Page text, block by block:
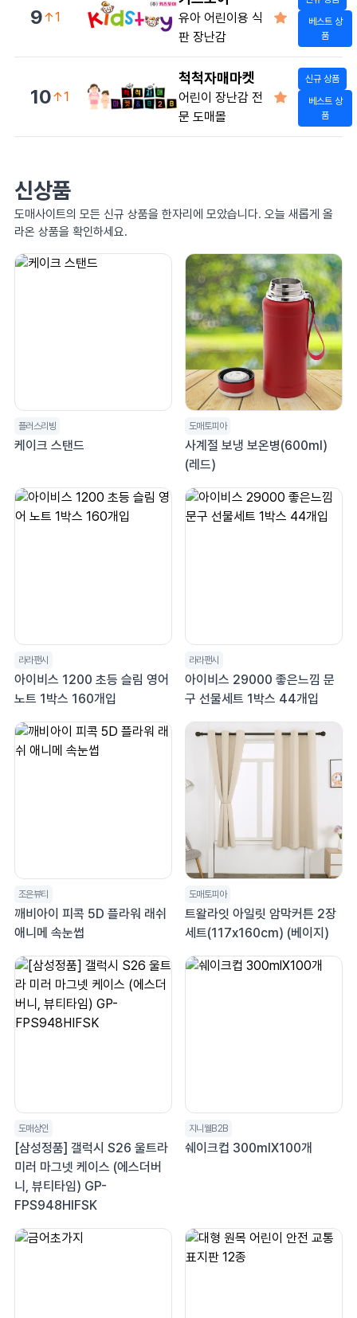
9↑1
유아 어린이용 식
판 장난감
베스트 상
품
10↑1
척척자매마켓
어린이 장난감 전
문 도매몰
신규 상품
베스트 상
품
신상품
도매사이트의 모든 신규 상품을 한자리에 모았습니다. 오늘 새롭게 올
라온 상품을 확인하세요.
플러스리빙
케이크 스탠드
도매토피아
사계절 보냉 보온병(600ml)
(레드)
라라팬시
아이비스 1200 초등 슬림 영어
노트 1박스 160개입
라라팬시
아이비스 29000 좋은느낌 문
구 선물세트 1박스 44개입
조은뷰티
깨비아이 피콕 5D 플라워 래쉬
애니메 속눈썹
도매토피아
트왈라잇 아일릿 암막커튼 2장
세트(117x160cm) (베이지)
도매상인
[삼성정품] 갤럭시 S26 울트라
미러 마그넷 케이스 (에스더버
니, 뷰티타임) GP-
FPS948HIFSK
지니웰B2B
쉐이크컵 300mlX100개